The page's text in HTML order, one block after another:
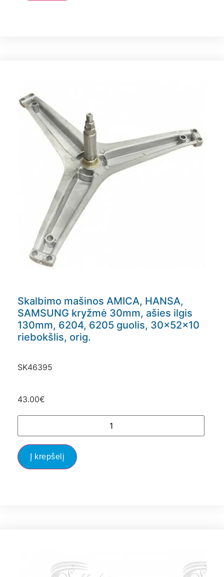
Skalbimo mašinos AMICA, HANSA,
SAMSUNG kryžmė 30mm, ašies ilgis
130mm, 6204, 6205 guolis, 30x52x10
riebokšlis, orig.
SK46395
43.00€
Į krepšelį